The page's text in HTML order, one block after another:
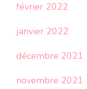
février 2022
janvier 2022
décembre 2021
novembre 2021